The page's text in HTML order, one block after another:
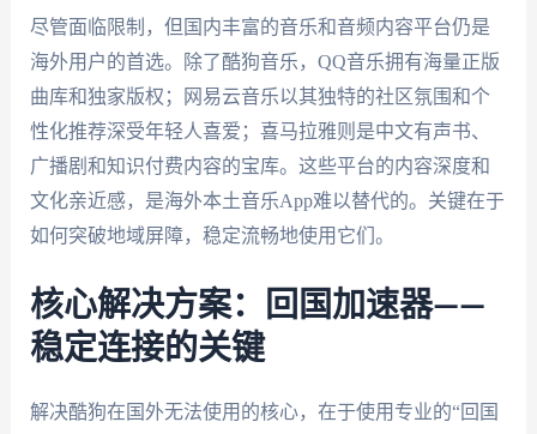
尽管面临限制，但国内丰富的音乐和音频内容平台仍是
海外用户的首选。除了酷狗音乐，QQ音乐拥有海量正版
曲库和独家版权；网易云音乐以其独特的社区氛围和个
性化推荐深受年轻人喜爱；喜马拉雅则是中文有声书、
广播剧和知识付费内容的宝库。这些平台的内容深度和
文化亲近感，是海外本土音乐App难以替代的。关键在于
如何突破地域屏障，稳定流畅地使用它们。
核心解决方案：回国加速器——
稳定连接的关键
解决酷狗在国外无法使用的核心，在于使用专业的“回国